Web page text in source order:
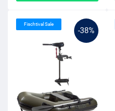
-38%
Fischtival Sale